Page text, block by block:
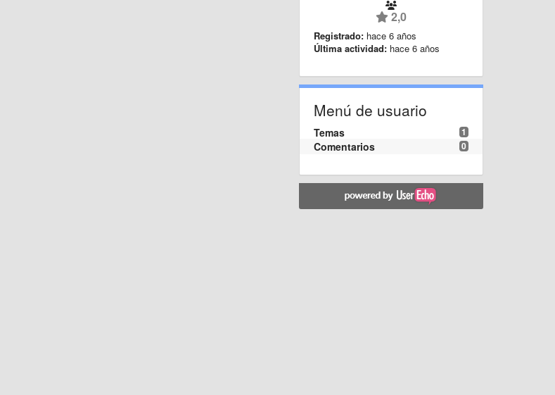
2,0
Registrado: hace 6 años
Última actividad: hace 6 años
Menú de usuario
1
Temas
0
Comentarios